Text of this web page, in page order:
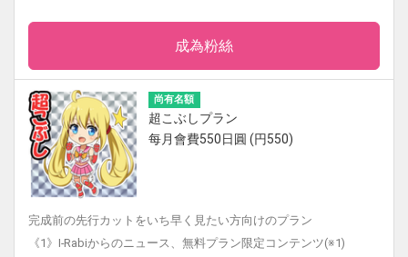
成為粉絲
尚有名額
超こぶしプラン
每月會費550日圓 (円550)
完成前の先行カットをいち早く見たい方向けのプラン
《1》I-Rabiからのニュース、無料プラン限定コンテンツ(※1)